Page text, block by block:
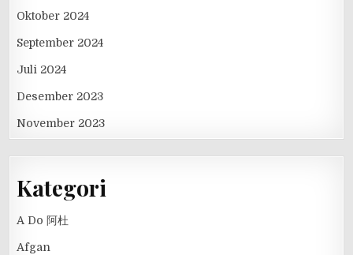
Oktober 2024
September 2024
Juli 2024
Desember 2023
November 2023
Kategori
A Do 阿杜
Afgan